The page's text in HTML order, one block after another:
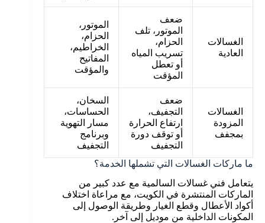
الغسالات
العادية
ضعف
الموتور، تلف
الحزام،
تسريب المياه
أو تعطل
المؤقت
الموتور،
الحزام،
الخراطيم،
المفاتيح
والمؤقت
الغسالات
المزودة
بمجفف
ضعف
التجفيف،
ارتفاع الحرارة
أو توقف دورة
التجفيف
السخان،
الحساسات،
مسار التهوية
وبرنامج
التجفيف
ما ماركات الغسالات التي تشملها الخدمة؟
يتعامل فني غسالات السالمية مع عدد كبير من
الماركات المنتشرة في الكويت، مع مراعاة اختلاف
أكواد الأعطال وقطع الغيار وطريقة الوصول إلى
المكونات الداخلية من موديل إلى آخر.